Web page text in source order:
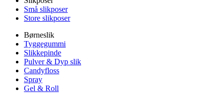
Små slikposer
Store slikposer
Børneslik
Tyggegummi
Slikkepinde
Pulver & Dyp slik
Candyfloss
Spray
Gel & Roll